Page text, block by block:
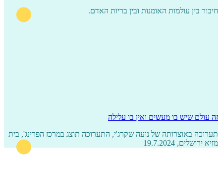
חיבור בין עולמות האומנות ובין בריות האדם.
זה עולם שיש בו מעשים ואין בו עלילה
תערוכה באוצרותה של נועה שקרג'י, התערוכה תוצג במרכז הפרינג', בית
מזיא ירושלים, 19.7.2024